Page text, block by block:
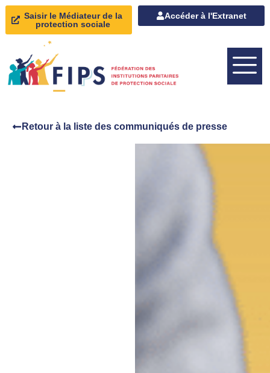
Saisir le Médiateur de la
protection sociale
Accéder à l'Extranet
Retour à la liste des communiqués de presse